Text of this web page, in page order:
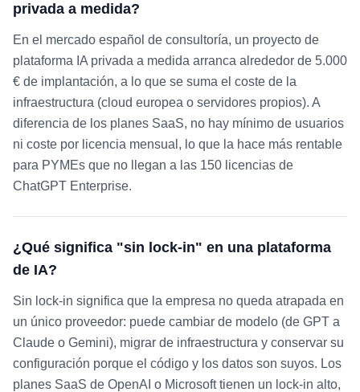
privada a medida?
En el mercado español de consultoría, un proyecto de
plataforma IA privada a medida arranca alrededor de 5.000
€ de implantación, a lo que se suma el coste de la
infraestructura (cloud europea o servidores propios). A
diferencia de los planes SaaS, no hay mínimo de usuarios
ni coste por licencia mensual, lo que la hace más rentable
para PYMEs que no llegan a las 150 licencias de
ChatGPT Enterprise.
¿Qué significa "sin lock-in" en una plataforma
de IA?
Sin lock-in significa que la empresa no queda atrapada en
un único proveedor: puede cambiar de modelo (de GPT a
Claude o Gemini), migrar de infraestructura y conservar su
configuración porque el código y los datos son suyos. Los
planes SaaS de OpenAI o Microsoft tienen un lock-in alto,